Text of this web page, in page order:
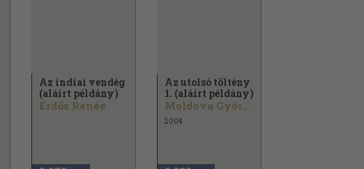
Az indiai vendég
(aláírt példány)
Erdős Renée
Az utolsó töltény
1. (aláírt példány)
Moldova György
2004